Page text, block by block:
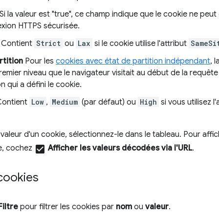
la valeur est "true", ce champ indique que le cookie ne
HTTPS sécurisée.
Strict ou Lax si le cookie utilise l'attribut
Pour les cookies avec état de partition indépendant,
niveau que le navigateur visitait au début de la
qui a défini le cookie.
Low , Medium (par défaut) ou High si vous utilisez
d'un cookie, sélectionnez-le dans le tableau. Pour
cochez check_box Afficher les valeurs décodées via l'URL.
pour filtrer les cookies par nom ou valeur.